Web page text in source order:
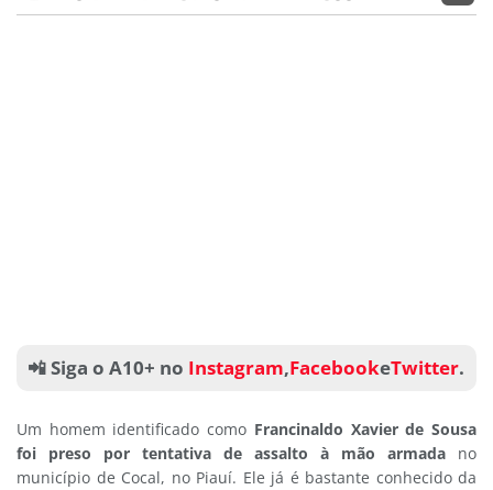
📲 Siga o A10+ no Instagram,FacebookeTwitter.
Um homem identificado como Francinaldo Xavier de Sousa
foi preso por tentativa de assalto à mão armada no
município de Cocal, no Piauí. Ele já é bastante conhecido da